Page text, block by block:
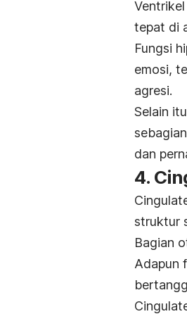
tepat di
Fungsi
emosi,
agresi.
Selain
dan
4.
struktur
Bagian
Adapun